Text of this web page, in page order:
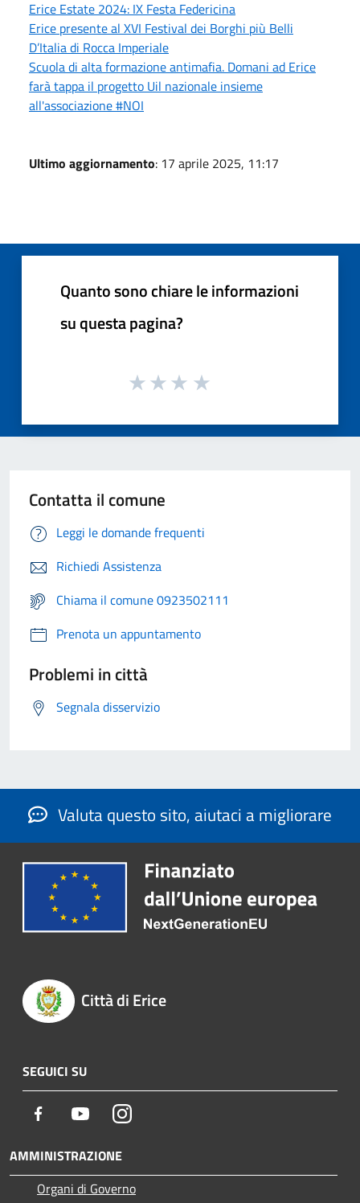
Erice Estate 2024: IX Festa Federicina
Erice presente al XVI Festival dei Borghi più Belli
D’Italia di Rocca Imperiale
Scuola di alta formazione antimafia. Domani ad Erice
farà tappa il progetto Uil nazionale insieme
all'associazione #NOI
Ultimo aggiornamento: 17 aprile 2025, 11:17
Quanto sono chiare le informazioni
su questa pagina?
Contatta il comune
Leggi le domande frequenti
Richiedi Assistenza
Chiama il comune 0923502111
Prenota un appuntamento
Problemi in città
Segnala disservizio
Valuta questo sito, aiutaci a migliorare
Città di Erice
SEGUICI SU
Facebook YoutubeInstagram
AMMINISTRAZIONE
Organi di Governo